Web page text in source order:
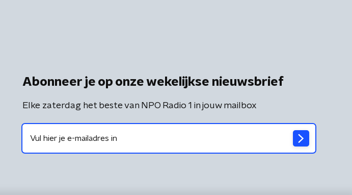
Abonneer je op onze wekelijkse nieuwsbrief
Elke zaterdag het beste van NPO Radio 1 in jouw mailbox